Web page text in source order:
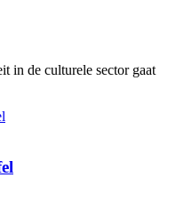
in de culturele sector gaat